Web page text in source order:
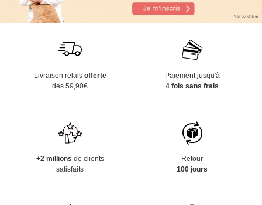
Livraison relais offerte
dès 59,90€
Paiement jusqu'à
4 fois sans frais
+2 millions de clients
satisfaits
Retour
100 jours